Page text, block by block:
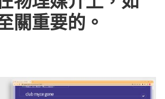
關重要的。